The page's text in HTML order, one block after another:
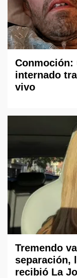
Conmoción:
internado
vivo
Tremendo
separación,
recibió La